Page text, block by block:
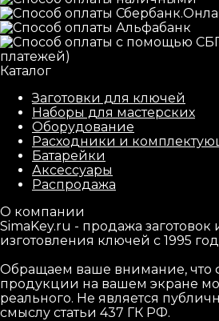
Каталог
Заготовки для ключей
Наборы для мастерских
Оборудование
Расходники и
Батарейки
Аксессуары
Распродажа
О компании
SimaKey.ru - продажа
изготовления ключей с 1995
Обращаем ваше внимание, что
продукции на вашем экране
реального. Не является
смыслу статьи 437 ГК РФ.